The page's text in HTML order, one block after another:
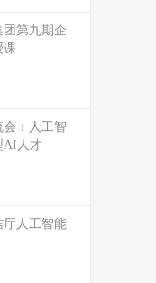
第九期企
课
：人工智
AI人才
厅人工智能